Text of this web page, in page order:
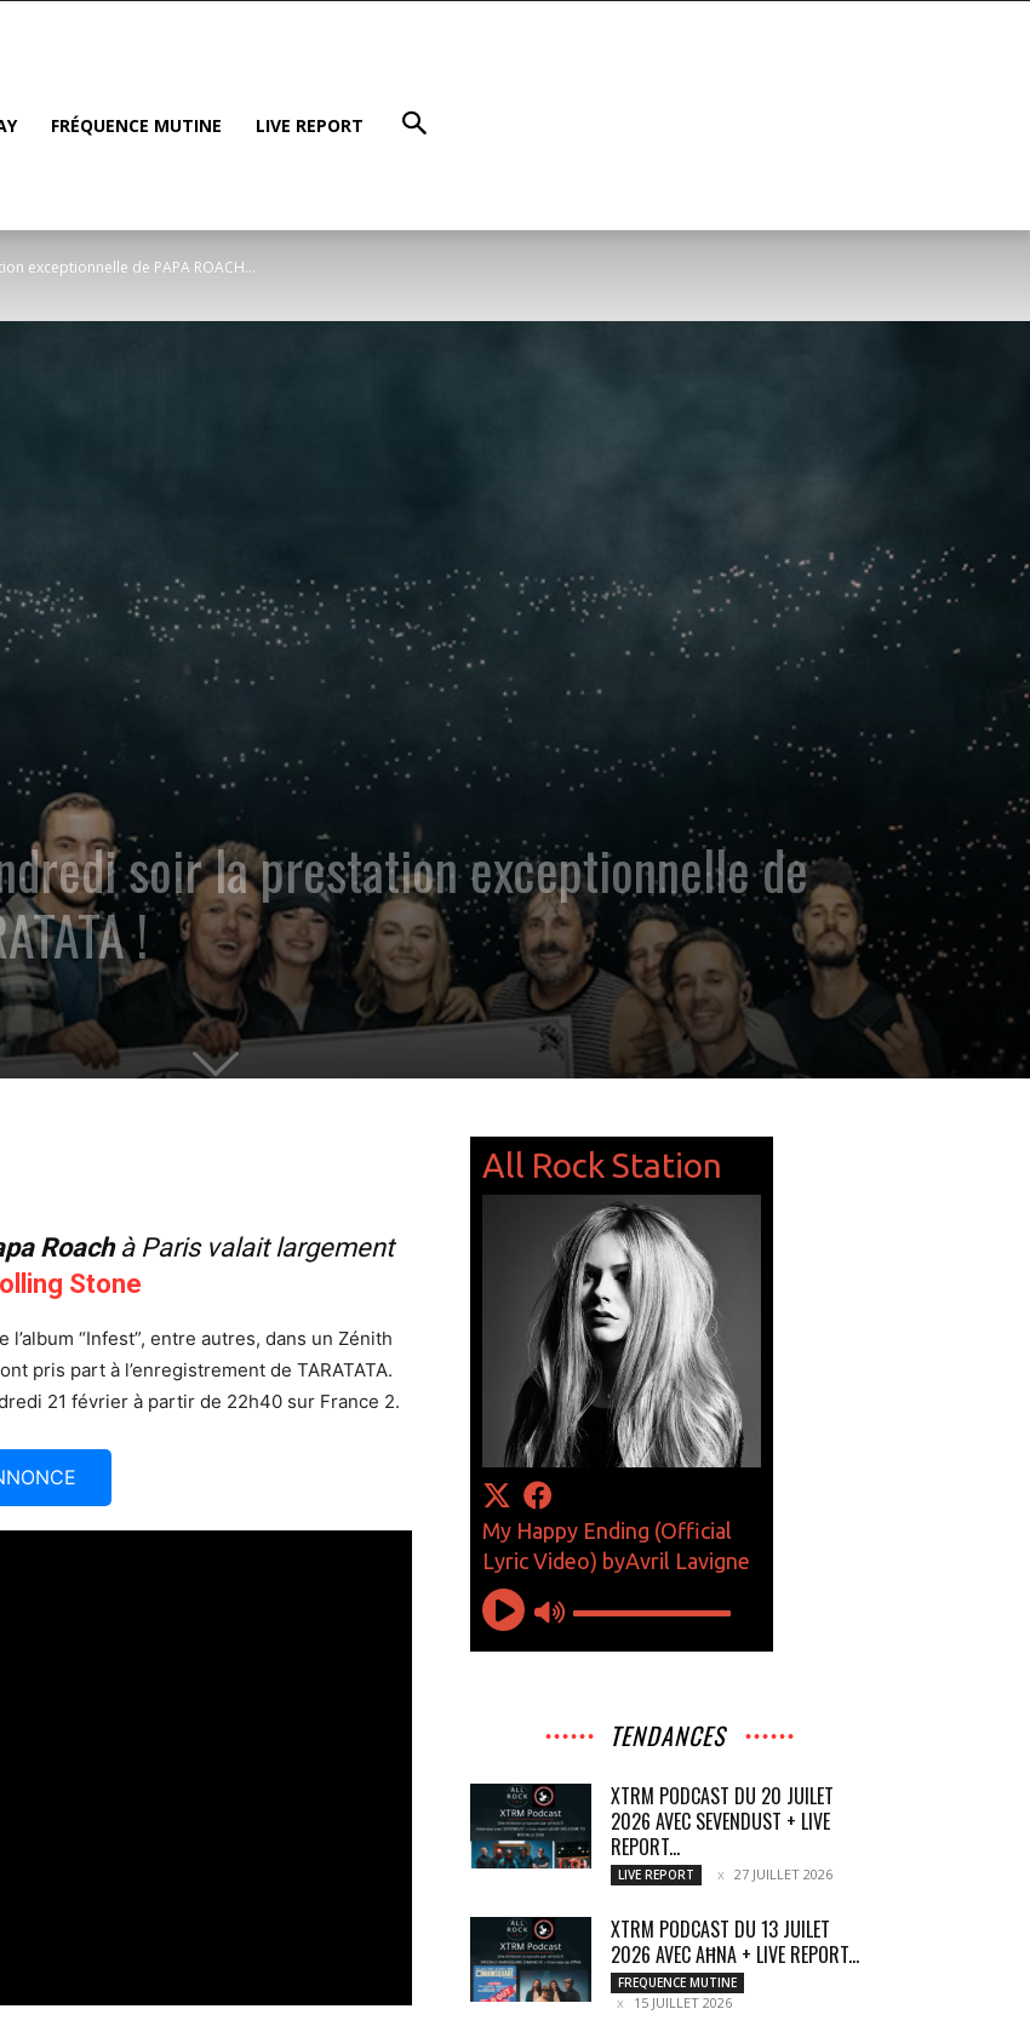
FRÉQUENCE MUTINE LIVE REPORT
exceptionnelle de PAPA ROACH...
soir la prestation exceptionnelle de
!
Roachà Paris valait largement
Stone
“Infest”, entre autres, dans un Zénith
pris part à l’enregistrement de TARATATA.
21 février à partir de 22h40 sur France 2.
TENDANCES
XTRM PODCAST DU 20 JUILET
2026 AVEC SEVENDUST + LIVE
REPORT...
LIVE REPORT 27 JUILLET 2026
XTRM PODCAST DU 13 JUILET
2026 AVEC AĦNA + LIVE REPORT...
FREQUENCE MUTINE
15 JUILLET 2026